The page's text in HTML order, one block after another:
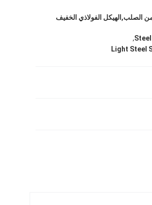
الصلب,الهيكل الفولاذي الخفيف
,
Light Steel